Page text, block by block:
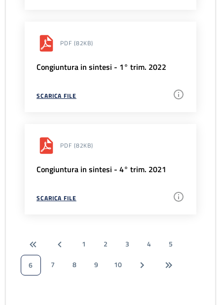
PDF (82KB)
Congiuntura in sintesi - 1° trim. 2022
SCARICA FILE
PDF (82KB)
Congiuntura in sintesi - 4° trim. 2021
SCARICA FILE
1 2 3 4
5
6
7 8 9 10